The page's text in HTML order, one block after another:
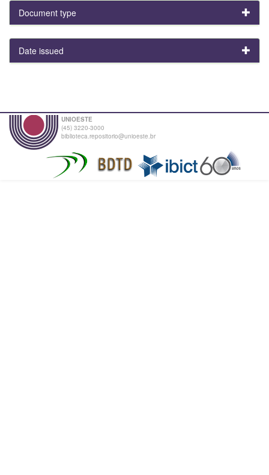
Document type
Date issued
UNIOESTE
(45) 3220-3000
biblioteca.repositorio@unioeste.br